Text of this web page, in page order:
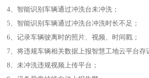
4、智能识别车辆通过冲洗台未冲洗；
5、智能识别车辆通过冲洗台冲洗时长不足；
6、记录车辆驶离时的照片、视频、时间戳；
7、将违规车辆相关数据上报智慧工地云平台存
8、未冲洗违规视频上传平台；